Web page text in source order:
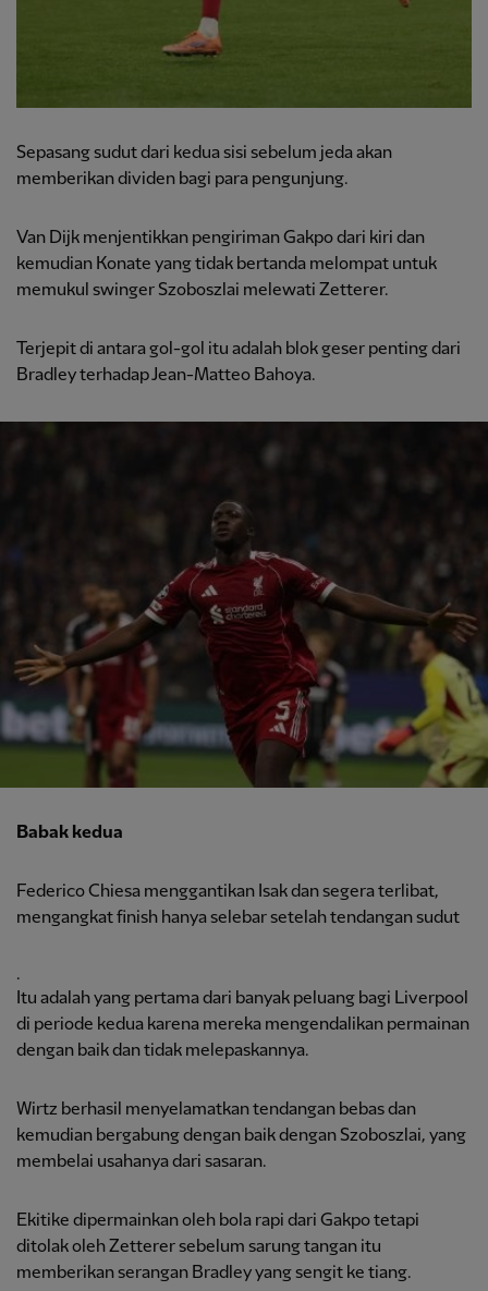
Sepasang sudut dari kedua sisi sebelum jeda akan
memberikan dividen bagi para pengunjung.
Van Dijk menjentikkan pengiriman Gakpo dari kiri dan
kemudian Konate yang tidak bertanda melompat untuk
memukul swinger Szoboszlai melewati Zetterer.
Terjepit di antara gol-gol itu adalah blok geser penting dari
Bradley terhadap Jean-Matteo Bahoya.
Babak kedua
Federico Chiesa menggantikan Isak dan segera terlibat,
mengangkat finish hanya selebar setelah tendangan sudut
.
Itu adalah yang pertama dari banyak peluang bagi Liverpool
di periode kedua karena mereka mengendalikan permainan
dengan baik dan tidak melepaskannya.
Wirtz berhasil menyelamatkan tendangan bebas dan
kemudian bergabung dengan baik dengan Szoboszlai, yang
membelai usahanya dari sasaran.
Ekitike dipermainkan oleh bola rapi dari Gakpo tetapi
ditolak oleh Zetterer sebelum sarung tangan itu
memberikan serangan Bradley yang sengit ke tiang.